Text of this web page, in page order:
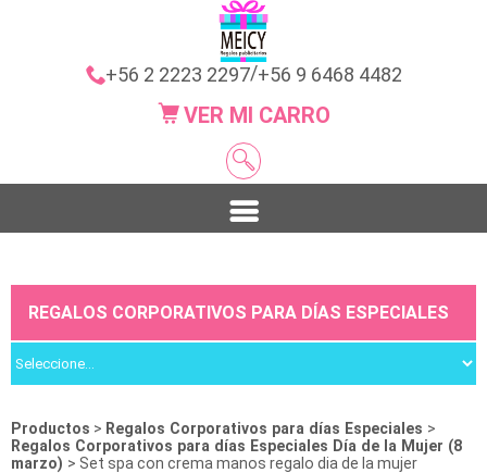
+56 2 2223 2297/+56 9 6468 4482
VER MI CARRO
REGALOS CORPORATIVOS PARA DÍAS ESPECIALES
Productos > Regalos Corporativos para días Especiales >
Regalos Corporativos para días Especiales Día de la Mujer (8
marzo) > Set spa con crema manos regalo dia de la mujer